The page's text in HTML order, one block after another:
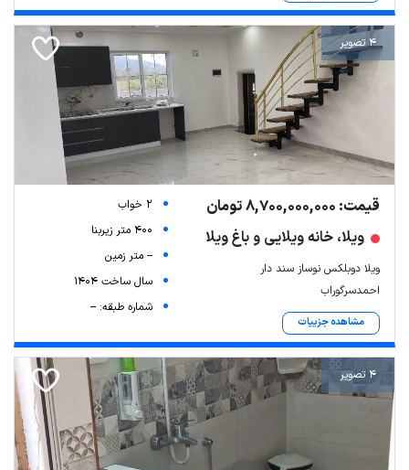
4 تصویر
قیمت: 8,700,000,000 تومان
ویلا، خانه ویلایی و باغ ویلا
ویلا دوبلکس نوساز سند دار
احمدسرگوراب
مشاهده جزییات
2 خواب
400 متر زیربنا
-- متر زمین
سال ساخت 1404
شماره طبقه: --
4 تصویر